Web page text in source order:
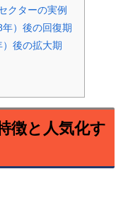
クターの実例
）後の回復期
後の拡大期
徴と人気化す